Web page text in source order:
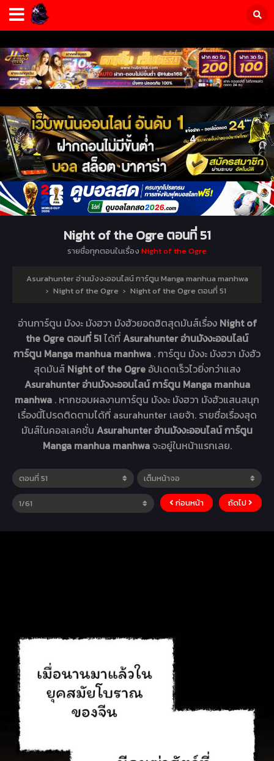
Night of the Ogre ตอนที่ 51
รายชื่อทุกตอนในเรื่อง Night of the Ogre
Asurahunter อ่านมังงะออนไลน์ การ์ตูน Manga manhua manhwa
› Night of the Ogre › Night of the Ogre ตอนที่ 51
อ่านการ์ตูน มังงะ มังฮวา มังฮัวยอดฮิตสุดมันส์เรื่อง Night of
the Ogre ตอนที่ 51ได้ที่Asurahunter อ่านมังงะออนไลน์
การ์ตูน Manga manhua manhwa . การ์ตูน มังงะ มังฮวา มังฮัว
สุดมันส์ Night of the Ogre อัปเดตเร็วไวยิ่งกว่าแสง
Asurahunter อ่านมังงะออนไลน์ การ์ตูน Manga manhua
manhwa . หากชอบผลงานการ์ตูน มังงะ มังฮวา มังฮัวแสนสนุก
เรื่องนี้โปรดติดตามได้ที่ asurahunter เลยจ้า. รายชื่อเรื่องสุด
มันส์ในคอลเลคชั่น Asurahunter อ่านมังงะออนไลน์ การ์ตูน
Manga manhua manhwa จะอยู่ในหน้าแรกเลย.
ก่อนหน้า ถัดไป